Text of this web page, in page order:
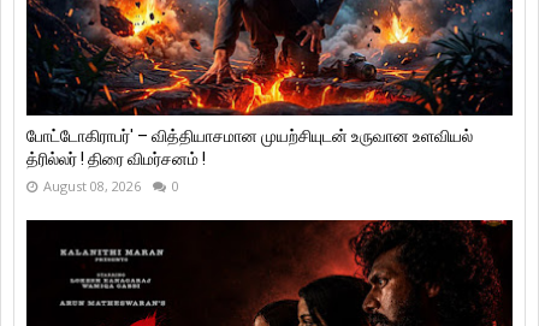
போட்டோகிராபர்' – வித்தியாசமான முயற்சியுடன் உருவான உளவியல்
த்ரில்லர் ! திரை விமர்சனம் !
August 08, 2026 0